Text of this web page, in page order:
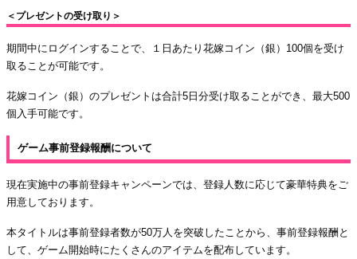
＜プレゼントの受け取り＞
期間中にログインすることで、１日あたり花嫁コイン（銀）100個を受け
取ることが可能です。
花嫁コイン（銀）のプレゼントは合計5日分受け取ることができ、最大500
個入手可能です。
ゲーム事前登録報酬について
現在実施中の事前登録キャンペーンでは、登録人数に応じて豪華特典をご
用意しております。
本タイトルは事前登録者数が50万人を突破したことから、事前登録報酬と
して、ゲーム開始時にたくさんのアイテムを配布しています。